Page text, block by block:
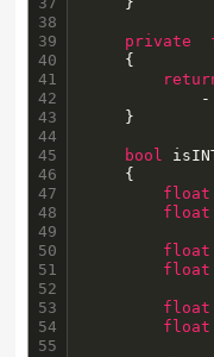
38
39
40
41
42
43
44
45
46
47
48
49
50
51
52
53
54
55
private
    }
bool
float
float
float
float
float
float